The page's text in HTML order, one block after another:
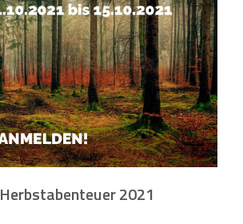
Herbstabenteuer 2021